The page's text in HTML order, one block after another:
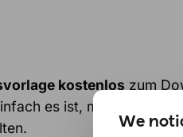
kostenlos zum
es ist, mit easybill
We